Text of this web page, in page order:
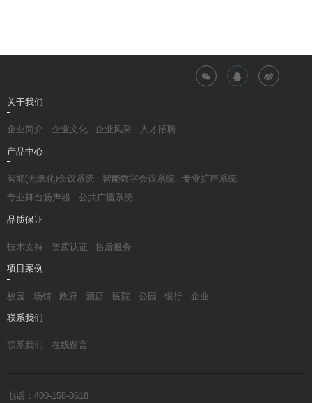
关于我们
企业简介 企业文化 企业风采 人才招聘
产品中心
智能(无纸化)会议系统 智能数字会议系统
专业扩声系统
专业舞台扬声器
公共广播系统
品质保证
技术支持 资质认证 售后服务
项目案例
校园 场馆 政府 酒店 医院 公园 银行 企业
联系我们
联系我们 在线留言
电话：400-158-0618